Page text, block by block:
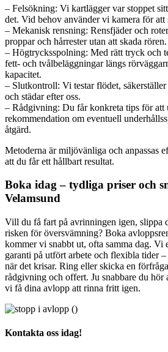
– Felsökning: Vi kartlägger var stoppet
det. Vid behov använder vi kamera för att
– Mekanisk rensning: Rensfjäder och
proppar och hårrester utan att skada rören.
– Högtrycksspolning: Med rätt tryck och
fett- och tvålbeläggningar längs
kapacitet.
– Slutkontroll: Vi testar flödet,
och städar efter oss.
– Rådgivning: Du får konkreta tips för att
rekommendation om eventuell
åtgärd.
Metoderna är miljövänliga och anpassas
att du får ett hållbart resultat.
Boka idag – tydliga priser och
Velamsund
Vill du få fart på avrinningen igen, slippa
risken för översvämning? Boka
kommer vi snabbt ut, ofta samma dag. Vi
garanti på utfört arbete och flexibla tider
när det krisar. Ring eller skicka en
rådgivning och offert. Ju snabbare du hör
vi få dina avlopp att rinna fritt igen.
Kontakta oss idag!